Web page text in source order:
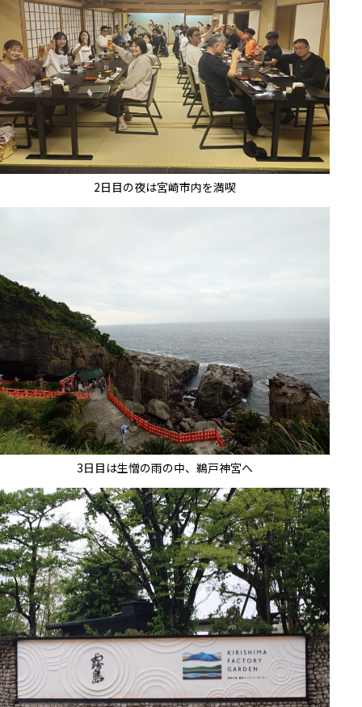
2日目の夜は宮崎市内を満喫
3日目は生憎の雨の中、鵜戸神宮へ